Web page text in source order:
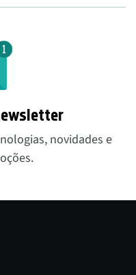
novidades e